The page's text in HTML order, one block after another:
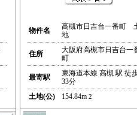
物件名
高槻市日吉台一番町
地
住所
大阪府高槻市日吉台一
町
最寄駅
東海道本線 高槻 駅 徒
33分
土地(公)
154.84m 2